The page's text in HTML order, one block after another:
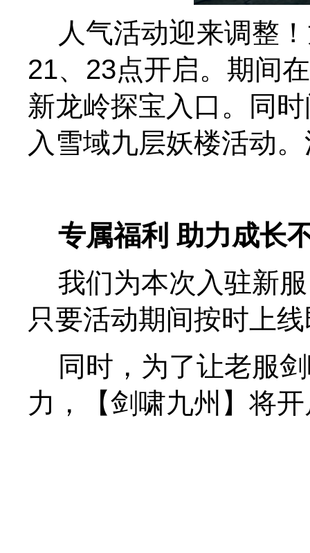
人气活动迎来调整！
21、23点开启。期间
新龙岭探宝入口。同
入雪域九层妖楼活动
专属福利 助力成长
我们为本次入驻新服
只要活动期间按时上
同时，为了让老服剑
力，【剑啸九州】将